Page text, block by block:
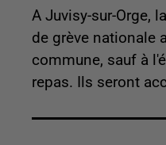
A Juvisy-sur-Orge,
de grève nationale
commune, sauf à
repas. Ils seront